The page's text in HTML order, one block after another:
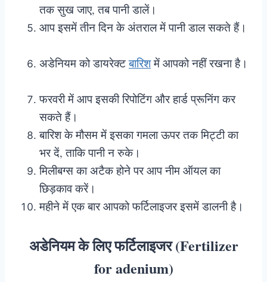
तक सुख जाए, तब पानी डालें।
आप इसमें तीन दिन के अंतराल में पानी डाल सकते हैं।
अडेनियम को डायरेक्टबारिशमें आपको नहीं रखना है।
फरवरी में आप इसकी रिपोटिंग और हार्ड प्रूनिंग कर
सकते हैं।
बारिश के मौसम में इसका गमला ऊपर तक मिट्टी का
भर दें, ताकि पानी न रुके।
मिलीबग्स का अटैक होने पर आप नीम ऑयल का
छिड़काव करें।
महीने में एक बार आपको फर्टिलाइजर इसमें डालनी है।
अडेनियम के लिए फर्टिलाइजर (Fertilizer
for adenium)